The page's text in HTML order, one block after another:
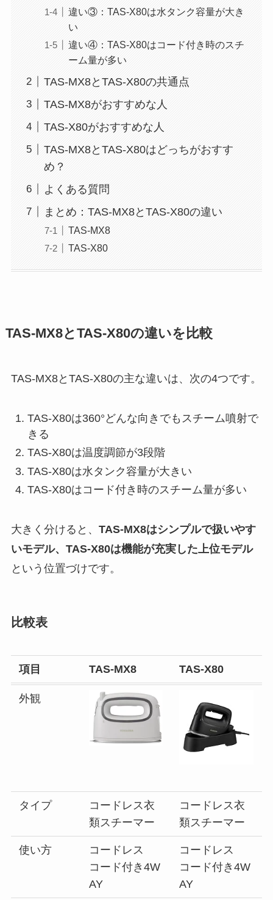
違い③：TAS-X80は水タンク容量が大き
い
違い④：TAS-X80はコード付き時のスチ
ーム量が多い
TAS-MX8とTAS-X80の共通点
TAS-MX8がおすすめな人
TAS-X80がおすすめな人
TAS-MX8とTAS-X80はどっちがおすす
め？
よくある質問
まとめ：TAS-MX8とTAS-X80の違い
TAS-MX8
TAS-X80
TAS-MX8とTAS-X80の違いを比較
TAS-MX8とTAS-X80の主な違いは、次の4つです。
TAS-X80は360°どんな向きでもスチーム噴射で
きる
TAS-X80は温度調節が3段階
TAS-X80は水タンク容量が大きい
TAS-X80はコード付き時のスチーム量が多い
大きく分けると、 TAS-MX8はシンプルで扱いやす
いモデル、TAS-X80は機能が充実した上位モデル
という位置づけです。
比較表
項目 TAS-MX8 TAS-X80
外観
タイプ
コードレス衣
類スチーマー
コードレス衣
類スチーマー
使い方
コードレス
コード付き4W
AY
コードレス
コード付き4W
AY